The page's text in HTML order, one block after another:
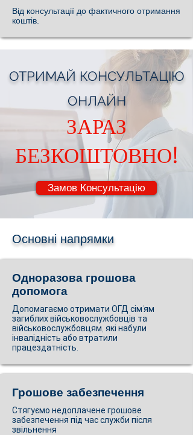
Від консультації до фактичного отримання
коштів.
ОТРИМАЙ КОНСУЛЬТАЦІЮ
ОНЛАЙН
ЗАРАЗ
БЕЗКОШТОВНО!
Замов Консультацію
Основні напрямки
Одноразова грошова
допомога
Допомагаємо отримати ОГД сім'ям
загиблих військовослужбовців та
військовослужбовцям, які набули
інвалідність або втратили
працездатність.
Грошове забезпечення
Стягуємо недоплачене грошове
забезпечення під час служби після
звільнення